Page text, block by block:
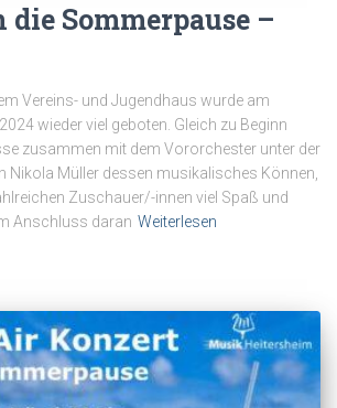
Sommerpause –
Vereins- und Jugendhaus wurde am
wieder viel geboten. Gleich zu Beginn
zusammen mit dem Vororchester unter der
Nikola Müller dessen musikalisches Können,
Zuschauer/-innen viel Spaß und
Anschluss daran Weiterlesen